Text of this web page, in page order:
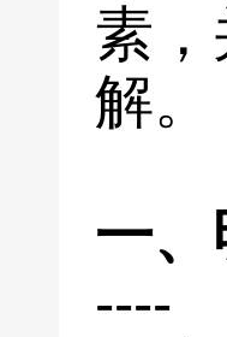
素
解。
一
----